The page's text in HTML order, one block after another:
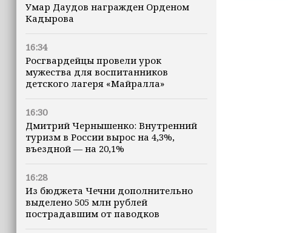
Умар Даудов награжден Орденом
Кадырова
16:34
Росгвардейцы провели урок
мужества для воспитанников
детского лагеря «Майралла»
16:30
Дмитрий Чернышенко: Внутренний
туризм в России вырос на 4,3%,
въездной — на 20,1%
16:28
Из бюджета Чечни дополнительно
выделено 505 млн рублей
пострадавшим от паводков